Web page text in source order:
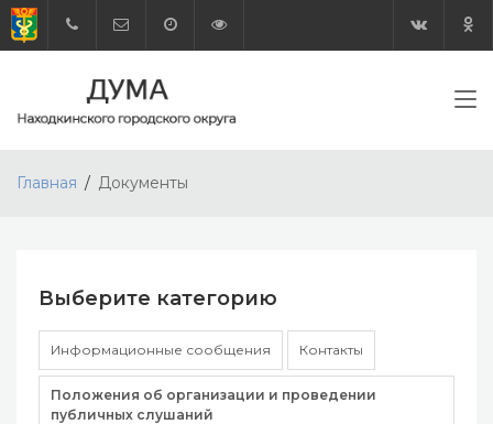
Главная Документы
Выберите категорию
Информационные сообщения Контакты
Положения об организации и проведении
публичных слушаний